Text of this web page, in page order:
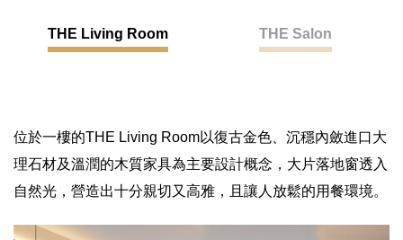
THE Living Room THE Salon
位於一樓的THE Living Room以復古金色、沉穩內斂進口大
理石材及溫潤的木質家具為主要設計概念，大片落地窗透入
自然光，營造出十分親切又高雅，且讓人放鬆的用餐環境。